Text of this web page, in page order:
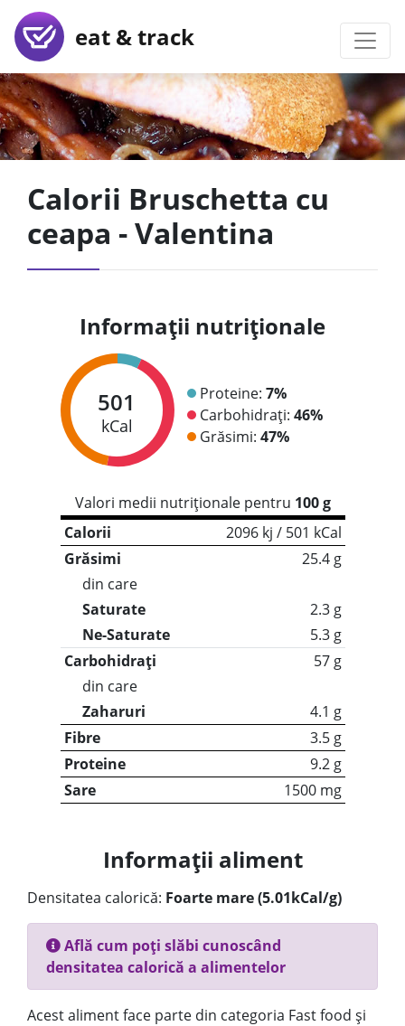
eat & track
Calorii Bruschetta cu
ceapa - Valentina
Informații nutriționale
501
kCal
Proteine: 7%
Carbohidrați: 46%
Grăsimi: 47%
Valori medii nutriționale pentru 100 g
Calorii
2096 kj / 501 kCal
Grăsimi
25.4 g
din care
Saturate
2.3 g
Ne-Saturate
5.3 g
Carbohidrați
57 g
din care
Zaharuri
4.1 g
Fibre
3.5 g
Proteine
9.2 g
Sare
1500 mg
Informații aliment
Densitatea calorică: Foarte mare (5.01kCal/g)
Află cum poți slăbi cunoscând
densitatea calorică a alimentelor
Acest aliment face parte din categoria Fast food și